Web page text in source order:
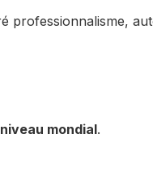
professionnalisme,
mondial.